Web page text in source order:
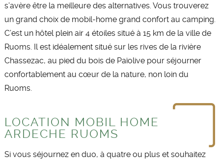
s’avère être la meilleure des alternatives. Vous trouverez
un grand choix de mobil-home grand confort au camping.
C’est un hôtel plein air 4 étoiles situé à 15 km de la ville de
Ruoms. Il est idéalement situé sur les rives de la rivière
Chassezac, au pied du bois de Païolive pour séjourner
confortablement au cœur de la nature, non loin du
Ruoms.
LOCATION MOBIL HOME
ARDECHE RUOMS
Si vous séjournez en duo, à quatre ou plus et souhaitez